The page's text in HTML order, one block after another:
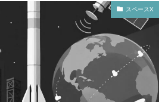
スペースX